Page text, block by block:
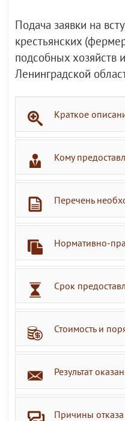
Подача заявки на
крестьянских
подсобных хозяйств
Ленинградской
Краткое
Кому
Перечень
Нормативно-
Срок
Стоимость и
Результат
Причины отказа